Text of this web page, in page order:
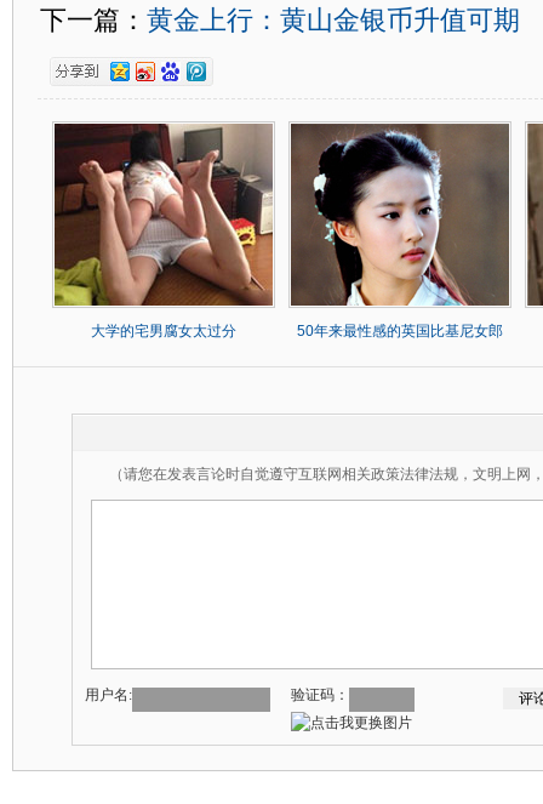
下一篇： 黄金上行：黄山金银币升值可期
大学的宅男腐女太过分 50年来最性感的英国比基尼女郎
（请您在发表言论时自觉遵守互联网相关政策法律法规，文明上网
用户名: 验证码：